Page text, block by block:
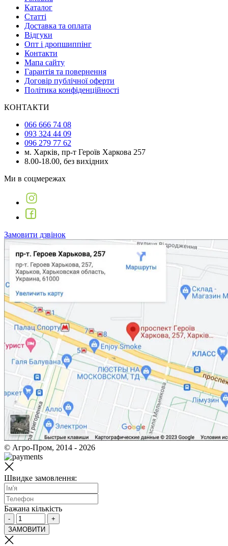
Каталог
Статті
Доставка та оплата
Відгуки
Опт і дропшиппінг
Контакти
Мапа сайту
Гарантія та повернення
Договір публічної оферти
Політика конфіденційності
КОНТАКТИ
066 666 74 08
093 324 44 09
096 279 77 62
м. Харків, пр-т Героїв Харкова 257
8.00-18.00, без вихідних
Ми в соцмережах
Замовити дзвінок
© Агро-Пром, 2014 - 2026
Швидке замовлення:
Бажана кількість
-
+
ЗАМОВИТИ